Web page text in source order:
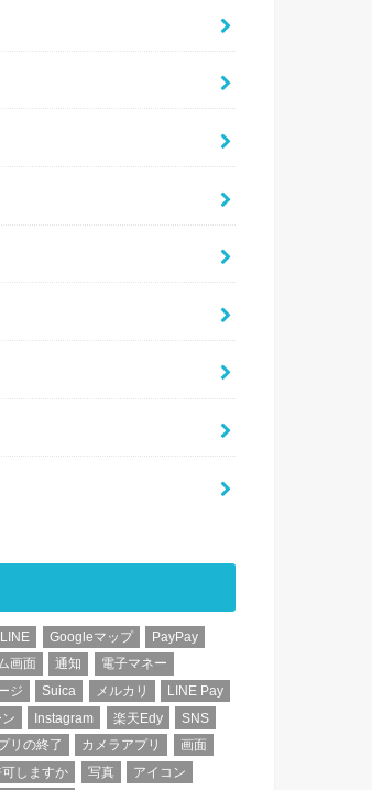
LINE Googleマップ
PayPay
画面 通知
電子マネー
ジ Suica メルカリ
LINE Pay
Instagram 楽天Edy
SNS
リの終了 カメラアプリ
画面
可しますか 写真
アイコン